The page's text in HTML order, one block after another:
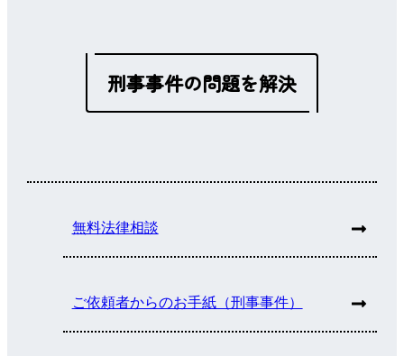
刑事事件の問題を解決
無料法律相談
ご依頼者からのお手紙（刑事事件）